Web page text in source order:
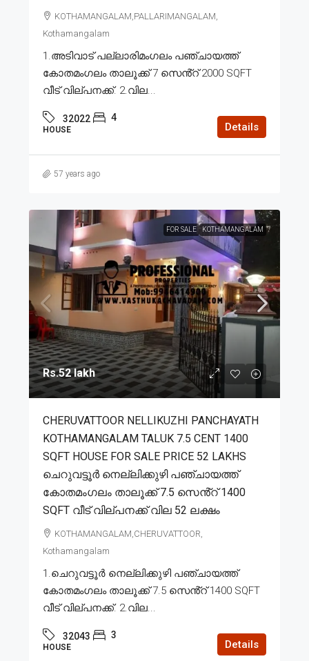
KOTHAMANGALAM,PALLARIMANGALAM,
Kothamangalam
1.അടിവാട് പല്ലാരിമംഗലം പഞ്ചായത്ത്
കോതമംഗലം താലൂക്ക് 7 സെൻ്റ് 2000 SQFT
വീട് വില്പനക്ക്. 2.വില...
32022 4
HOUSE Details
57 years ago
FOR SALE KOTHAMANGALAM
Rs.52 lakh
CHERUVATTOOR NELLIKUZHI PANCHAYATH
KOTHAMANGALAM TALUK 7.5 CENT 1400
SQFT HOUSE FOR SALE PRICE 52 LAKHS
ചെറുവട്ടൂർ നെല്ലിക്കുഴി പഞ്ചായത്ത്
കോതമംഗലം താലൂക്ക് 7.5 സെൻ്റ് 1400
SQFT വീട് വില്പനക്ക് വില 52 ലക്ഷം
KOTHAMANGALAM,CHERUVATTOOR,
Kothamangalam
1.ചെറുവട്ടൂർ നെല്ലിക്കുഴി പഞ്ചായത്ത്
കോതമംഗലം താലൂക്ക് 7.5 സെൻ്റ് 1400 SQFT
വീട് വില്പനക്ക്. 2.വില...
32043 3
HOUSE Details